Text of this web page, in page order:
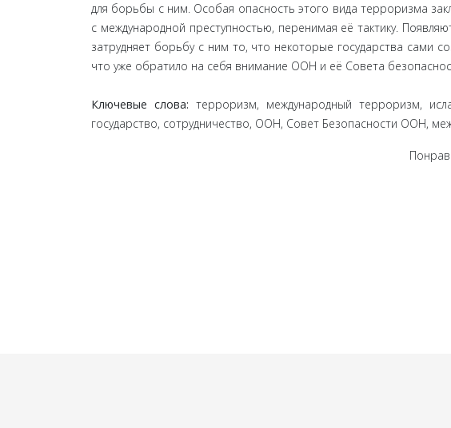
для борьбы с ним. Особая опасность этого вида терроризма
с международной преступностью, перенимая её тактику.
затрудняет борьбу с ним то, что некоторые государства сами
что уже обратило на себя внимание ООН и её Совета
Ключевые слова:терроризм, международный терроризм,
государство, сотрудничество, ООН, Совет Безопасности ООН,